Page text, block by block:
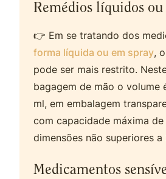
Remédios líquidos ou
👉 Em se tratando dos
forma líquida ou em spray,
pode ser mais restrito.
bagagem de mão o volume
ml, em embalagem
com capacidade máxima
dimensões não superiores
Medicamentos